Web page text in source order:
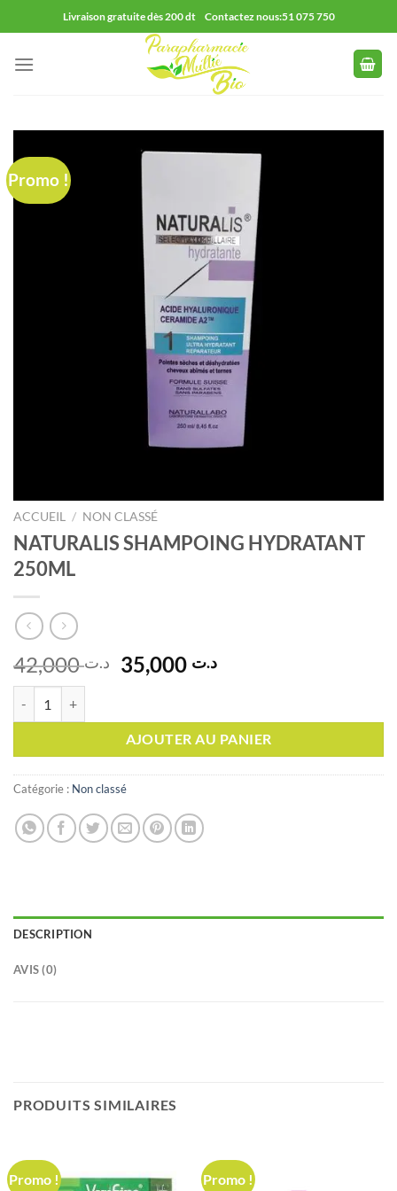
au
contenu
Livraison gratuite dès 200 dt Contactez nous:51 075 750
Promo !
ACCUEIL / NON CLASSÉ
NATURALIS SHAMPOING HYDRATANT
250ML
د.ت42,000
Le
prix
était :
د.ت 42,000.
د.تLe
est :
AJOUTER AU PANIER
Catégorie : Non classé
DESCRIPTION
AVIS (0)
PRODUITS SIMILAIRES
Promo ! Promo !